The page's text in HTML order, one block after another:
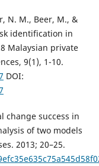
N. M., Beer, M., &
identification in
Malaysian private
9(1), 1-10.
DOI:
change success in
of two models
2013; 20–25.